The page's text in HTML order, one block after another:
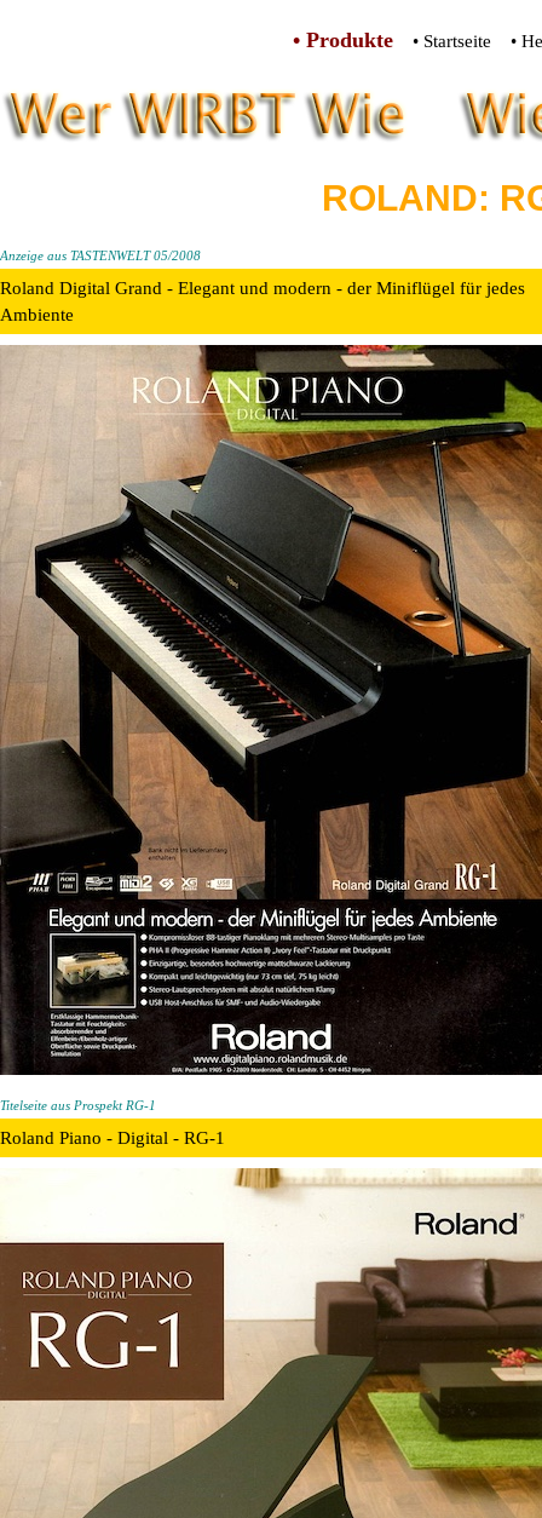
• Produkte • Startseite •
ROLAND:
Anzeige aus TASTENWELT 05/2008
Roland Digital Grand - Elegant und modern - der Miniflügel für jedes
Ambiente
Titelseite aus Prospekt RG-1
Roland Piano - Digital - RG-1